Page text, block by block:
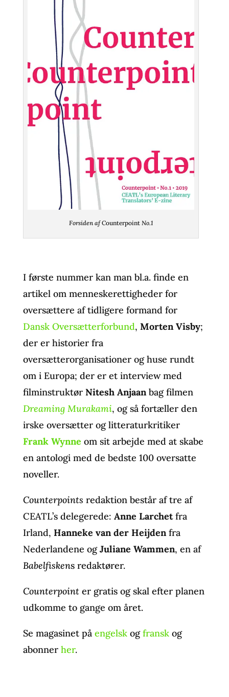
Forsiden afCounterpoint No.1
I første nummer kan man bl.a. finde en
artikel om menneskerettigheder for
oversættere af tidligere formand for
Dansk Oversætterforbund, Morten Visby;
der er historier fra
oversætterorganisationer og huse rundt
om i Europa; der er et interview med
filminstruktør Nitesh Anjaanbag filmen
Dreaming Murakami, og så fortæller den
irske oversætter og litteraturkritiker
Frank Wynne om sit arbejde med at skabe
en antologi med de bedste 100 oversatte
noveller.
Counterpoints redaktion består af tre af
CEATL’s delegerede: Anne Larchetfra
Irland, Hanneke van der Heijdenfra
Nederlandene ogJuliane Wammen, en af
Babelfiskens redaktører.
Counterpointer gratis og skal efter planen
udkomme to gange om året.
Se magasinet på engelskogfranskog
abonner her.